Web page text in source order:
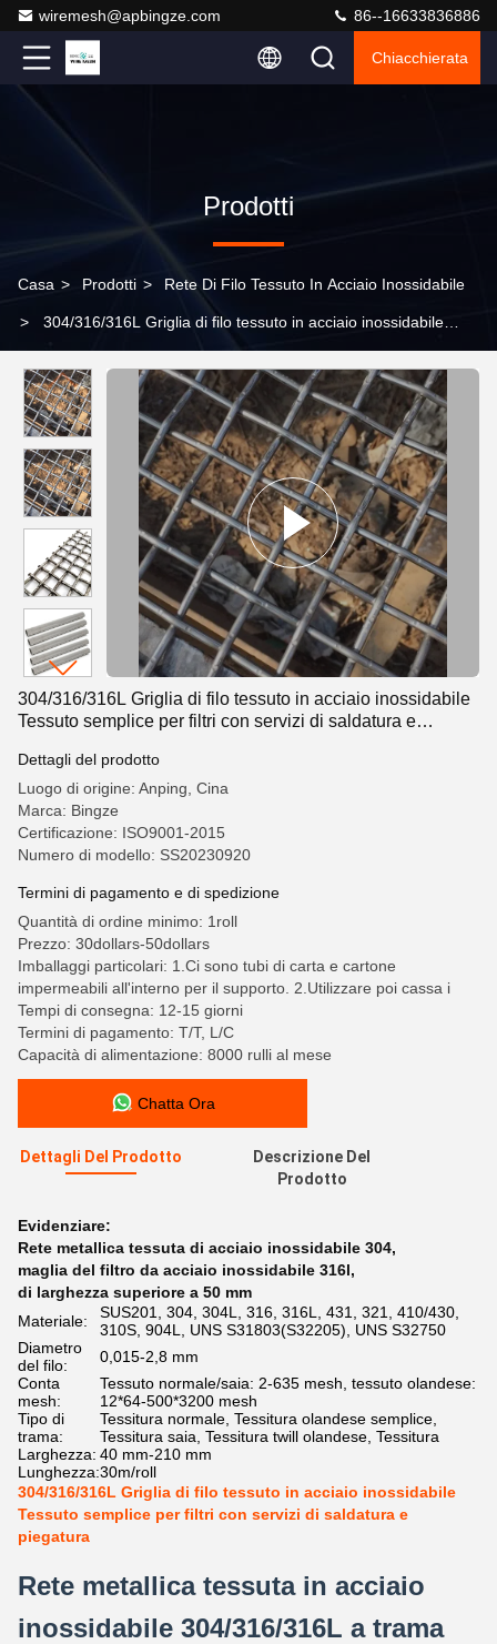
wiremesh@apbingze.com 86--16633836886
Chiacchierata
Prodotti
Casa > Prodotti > Rete Di Filo Tessuto In Acciaio Inossidabile
> 304/316/316L Griglia di filo tessuto in acciaio inossidabile
304/316/316L Griglia di filo tessuto in acciaio inossidabile
Tessuto semplice per filtri con servizi di saldatura e
Dettagli del prodotto
Luogo di origine: Anping, Cina
Marca: Bingze
Certificazione: ISO9001-2015
Numero di modello: SS20230920
Termini di pagamento e di spedizione
Quantità di ordine minimo: 1roll
Prezzo: 30dollars-50dollars
Imballaggi particolari: 1.Ci sono tubi di carta e cartone
impermeabili all'interno per il supporto. 2.Utilizzare poi cassa i
Tempi di consegna: 12-15 giorni
Termini di pagamento: T/T, L/C
Capacità di alimentazione: 8000 rulli al mese
Chatta Ora
Dettagli Del Prodotto
Descrizione Del
Prodotto
Evidenziare:
Rete metallica tessuta di acciaio inossidabile 304,
maglia del filtro da acciaio inossidabile 316l,
di larghezza superiore a 50 mm
Materiale:
SUS201, 304, 304L, 316, 316L, 431, 321, 410/430,
310S, 904L, UNS S31803(S32205), UNS S32750
Diametro
del filo:
0,015-2,8 mm
Conta
mesh:
Tessuto normale/saia: 2-635 mesh, tessuto olandese:
12*64-500*3200 mesh
Tipo di
trama:
Tessitura normale, Tessitura olandese semplice,
Tessitura saia, Tessitura twill olandese, Tessitura
Larghezza: 40 mm-210 mm
Lunghezza:30m/roll
304/316/316L Griglia di filo tessuto in acciaio inossidabile
Tessuto semplice per filtri con servizi di saldatura e
piegatura
Rete metallica tessuta in acciaio
inossidabile 304/316/316L a trama